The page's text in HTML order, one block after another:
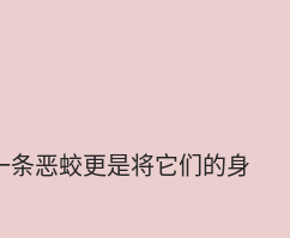
条恶蛟更是将它们的身